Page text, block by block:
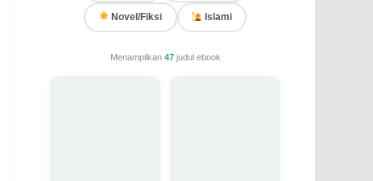
Novel/Fiksi Islami
Menampilkan 47judul ebook